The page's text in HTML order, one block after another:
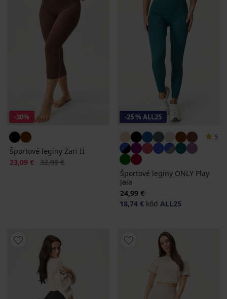
-30%
Športové legíny Zari II
Zľava
23,09 € Pôvodná cena
32,99 €
-25 % ALL25
5
Športové legíny ONLY Play
Jaia
24,99 €
18,74 € kód ALL25